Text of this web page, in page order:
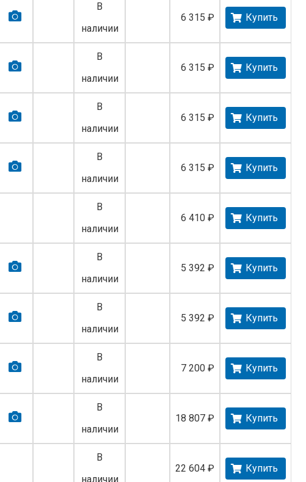
В
наличии
6 315 ₽ Купить
В
наличии
6 315 ₽ Купить
В
наличии
6 315 ₽ Купить
В
наличии
6 315 ₽ Купить
В
наличии
6 410 ₽ Купить
В
наличии
5 392 ₽ Купить
В
наличии
5 392 ₽ Купить
В
наличии
7 200 ₽ Купить
В
наличии
18 807 ₽ Купить
В
наличии
22 604 ₽ Купить